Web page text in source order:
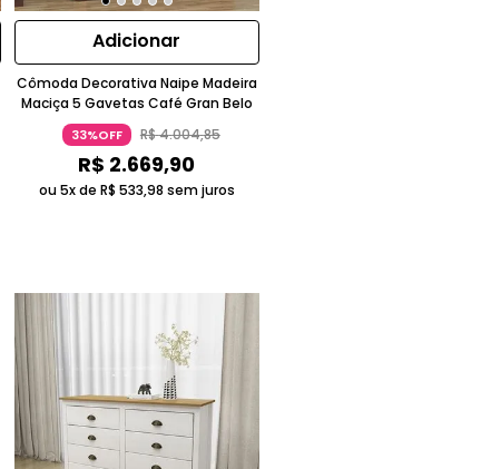
Adicionar
Cômoda Decorativa Naipe Madeira
Maciça 5 Gavetas Café Gran Belo
33%OFF R$4.004,85
R$ 2.669,90
ou 5x de R$ 533,98 sem juros